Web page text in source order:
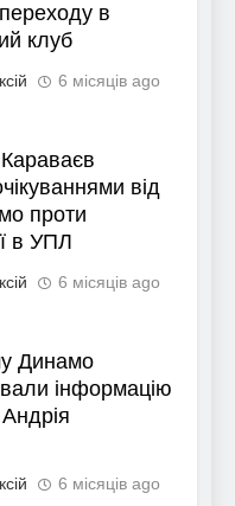
в
клуб
6 місяців ago
від
проти
в УПЛ
6 місяців ago
Динамо
інформацію
6 місяців ago